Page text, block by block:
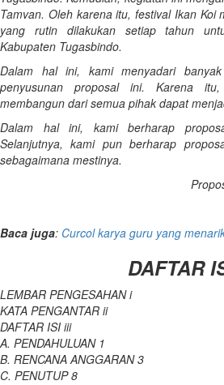
Tamvan. Oleh karena itu, festival Ikan Koi
yang rutin dilakukan setiap tahun
Kabupaten Tugasbindo.
Dalam hal ini, kami menyadari
penyusunan proposal ini. Karena
membangun dari semua pihak dapat
Dalam hal ini, kami berharap
Selanjutnya, kami pun berharap
sebagaimana mestinya.
Baca juga: Curcol karya guru yang
DAFTAR
LEMBAR PENGESAHAN i
KATA PENGANTAR ii
DAFTAR ISI iii
A. PENDAHULUAN 1
B. RENCANA ANGGARAN 3
C. PENUTUP 8